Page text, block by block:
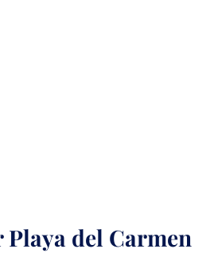
del Carmen